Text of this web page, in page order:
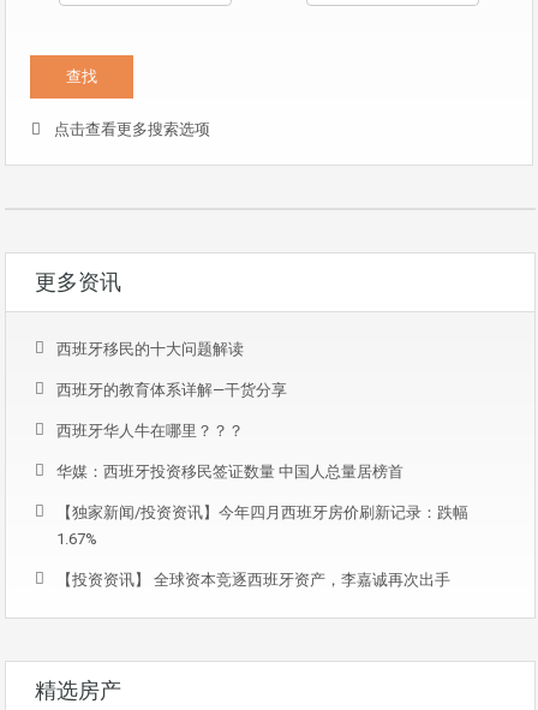
点击查看更多搜索选项
更多资讯
西班牙移民的十大问题解读
西班牙的教育体系详解—干货分享
西班牙华人牛在哪里？？？
华媒：西班牙投资移民签证数量 中国人总量居榜首
【独家新闻/投资资讯】今年四月西班牙房价刷新记录：跌幅
1.67%
【投资资讯】 全球资本竞逐西班牙资产，李嘉诚再次出手
精选房产